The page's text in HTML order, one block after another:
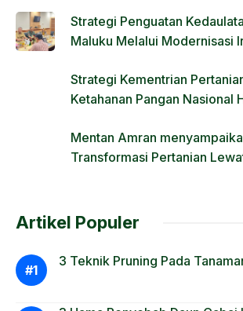
Strategi Penguatan
Maluku Melalui Modernisasi
Strategi Kementrian
Ketahanan Pangan Nasional
Mentan Amran
Transformasi Pertanian
Artikel Populer
3 Teknik Pruning Pada